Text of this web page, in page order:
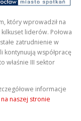
który wprowadził na
liderów. Połowa
zatrudnienie w
kontynuują współpracę
właśnie III sektor
informacje
na naszej stronie